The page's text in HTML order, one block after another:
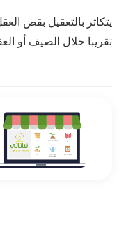
تقريبا خلال الصيف أو